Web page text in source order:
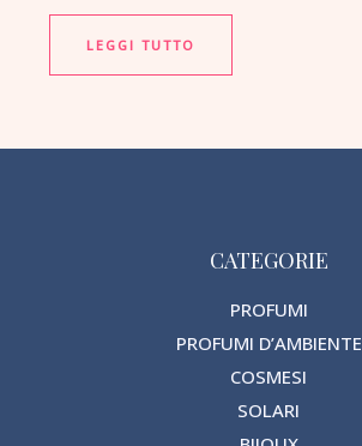
LEGGI TUTTO
CATEGORIE
PROFUMI
PROFUMI D’AMBIENTE
COSMESI
SOLARI